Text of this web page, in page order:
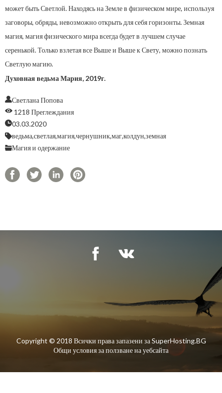
может быть Светлой. Находясь на Земле в физическом мире, используя
заговоры, обряды, невозможно открыть для себя горизонты. Земная
магия, магия физического мира всегда будет в лучшем случае
серенькой. Только взлетая все Выше и Выше к Свету, можно познать
Светлую магию.
Духовная ведьма Мария, 2019г.
Светлана Попова
1218 Преглеждания
03.03.2020
ведьма,светлая,магия,чернушник,маг,колдун,земная
Магия и одержание
Copyright © 2018 Всички права запазени за SuperHosting.BG
Общи условия за ползване на уебсайта